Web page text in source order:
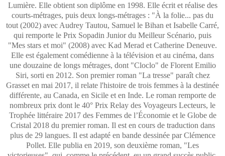
Lumière. Elle obtient son diplôme en 1998. Elle écrit et réalise des
courts-métrages, puis deux longs-métrages : "À la folie... pas du
tout (2002) avec Audrey Tautou, Samuel le Bihan et Isabelle Carré,
qui remporte le Prix Sopadin Junior du Meilleur Scénario, puis
"Mes stars et moi" (2008) avec Kad Merad et Catherine Deneuve.
Elle est également comédienne à la télévision et au cinéma, dans
une douzaine de longs métrages, dont "Cloclo" de Florent Emilio
Siri, sorti en 2012. Son premier roman "La tresse" paraît chez
Grasset en mai 2017, il relate l'histoire de trois femmes à la destinée
différente, au Canada, en Sicile et en Inde. Le roman remporte de
nombreux prix dont le 40° Prix Relay des Voyageurs Lecteurs, le
Trophée littéraire 2017 des Femmes de l’Économie et le Globe de
Cristal 2018 du premier roman. Il est en cours de traduction dans
plus de 29 langues. Il est adapté en bande dessinée par Clémence
Pollet. Elle publia en 2019, son deuxième roman, "Les